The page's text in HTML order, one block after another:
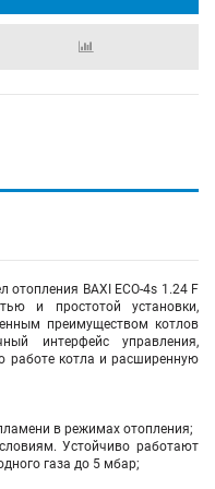
отопления BAXI ECO-4s 1.24 F
и простотой установки,
преимуществом котлов
интерфейс управления,
котла и расширенную
в режимах отопления;
Устойчиво работают
газа до 5 мбар;